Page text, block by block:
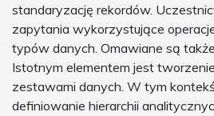
standaryzację rekordów.
zapytania wykorzystujące
typów danych. Omawiane są
Istotnym elementem jest
zestawami danych. W tym
definiowanie hierarchii